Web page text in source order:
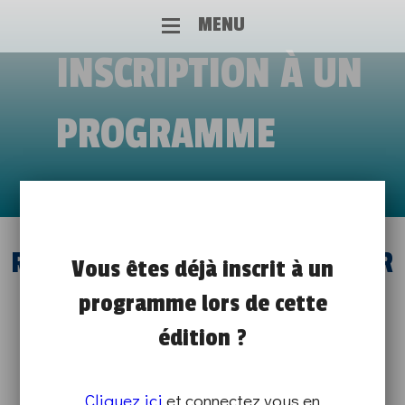
MENU
INSCRIPTION À UN
PROGRAMME
RENDEZ VOUS AVEC VOTRE AVENIR
!
de 09h00 à 17h00
Vous êtes déjà inscrit à un
programme lors de cette
édition ?
Cliquez ici et connectez vous en